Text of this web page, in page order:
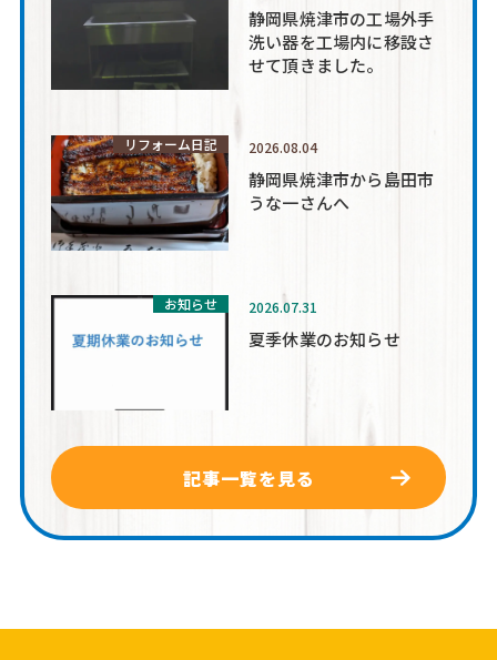
静岡県焼津市の工場外手
洗い器を工場内に移設さ
せて頂きました。
リフォーム日記 2026.08.04
静岡県焼津市から島田市
うな一さんへ
お知らせ 2026.07.31
夏季休業のお知らせ
記事一覧を見る